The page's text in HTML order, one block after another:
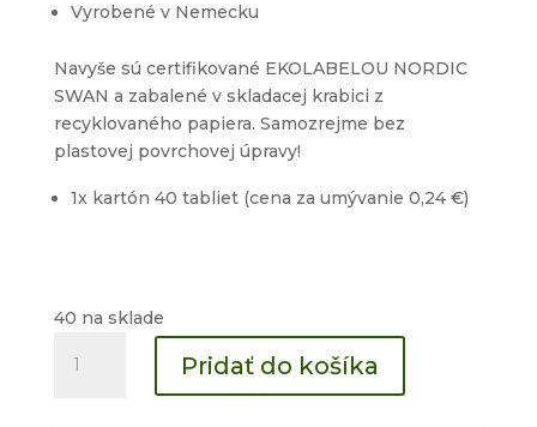
Vyrobené v Nemecku
Navyše sú certifikované EKOLABELOU NORDIC
SWAN a zabalené v skladacej krabici z
recyklovaného papiera. Samozrejme bez
plastovej povrchovej úpravy!
1x kartón 40 tabliet (cena za umývanie 0,24 €)
40 na sklade
Tablety
Pridať do košíka